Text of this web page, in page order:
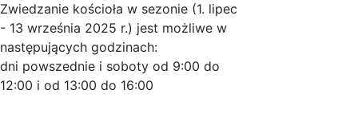
Zwiedzanie kościoła w sezonie (1. lipec
- 13 września 2025 r.) jest możliwe w
następujących godzinach:
dni powszednie i soboty od 9:00 do
12:00 i od 13:00 do 16:00